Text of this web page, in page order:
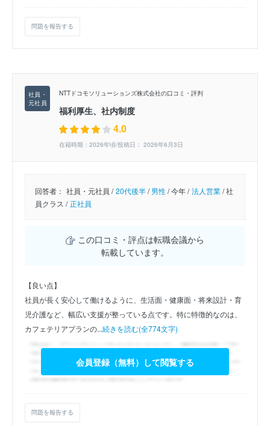
問題を報告する
NTTドコモソリューションズ株式会社の口コミ・評判
福利厚生、社内制度
4.0
在籍時期：2026年頃/投稿日： 2026年6月3日
回答者： 社員・元社員 / 20代後半/男性/今年 / 法人営業/社
員クラス / 正社員
この口コミ・評点は転職会議から
転載しています。
【良い点】
社員が長く安心して働けるように、生活面・健康面・将来設計・育
児介護など、幅広い支援が整っている点です。特に特徴的なのは、
カフェテリアプランの...続きを読む(全774文字)
会員登録（無料）して閲覧する
問題を報告する